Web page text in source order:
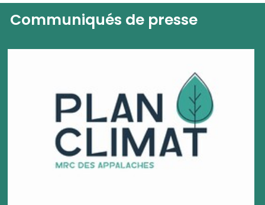
Communiqués de presse